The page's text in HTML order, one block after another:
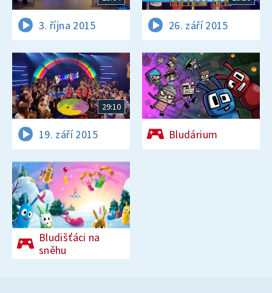
3. října 2015 26. září 2015
29:10
19. září 2015 Bludárium
Bludišťáci na
sněhu